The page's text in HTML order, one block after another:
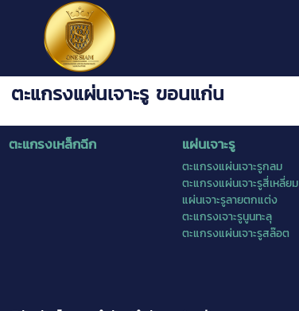
ตะแกรงแผ่นเจาะรู ขอนแก่น
ตะแกรงเหล็กฉีก แผ่นเจาะรู
ตะแกรงแผ่นเจาะรูกลม
ตะแกรงแผ่นเจาะรูสี่เหลี่ยม
แผ่นเจาะรูลายตกแต่ง
ตะแกรงเจาะรูนูนทะลุ
ตะแกรงแผ่นเจาะรูสล๊อต